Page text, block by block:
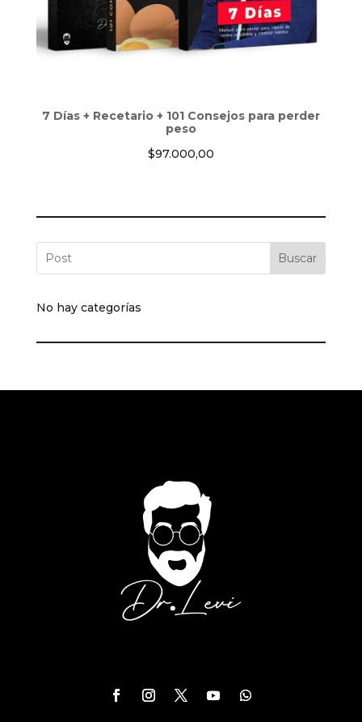
7 Días + Recetario + 101 Consejos para perder
peso
$97.000,00
Buscar
No hay categorías